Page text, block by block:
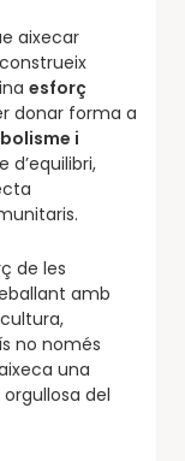
aixecar
esforç
donar forma a
i
d’equilibri,
de les
amb
no només
una
del